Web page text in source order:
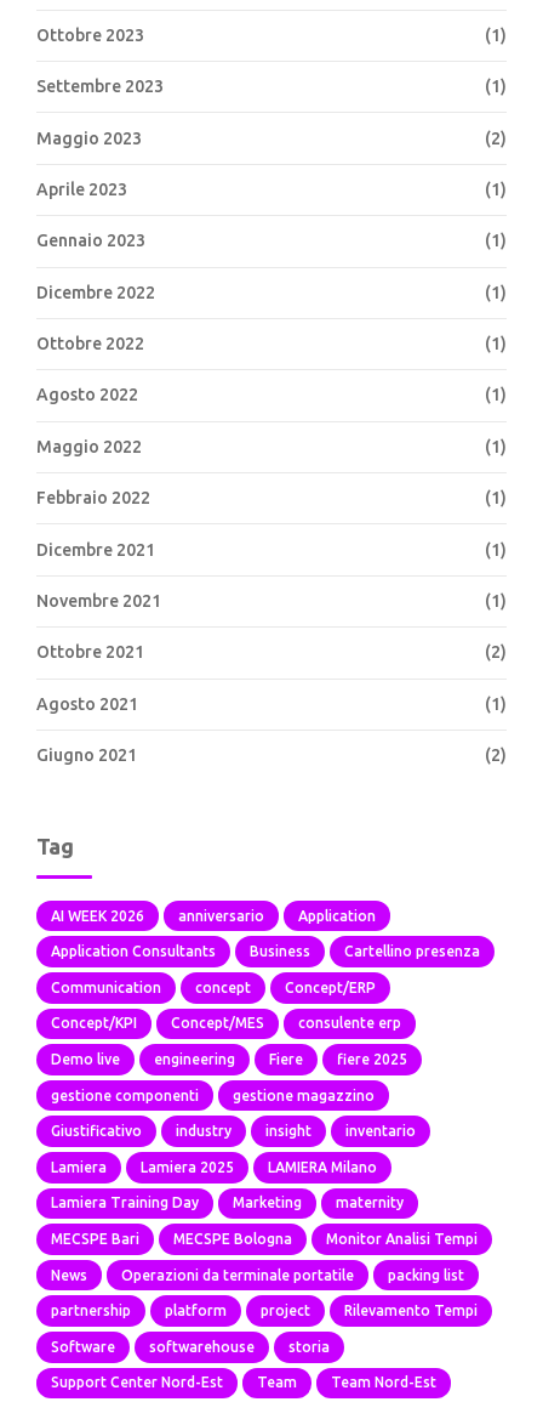
Ottobre 2023 (1)
Settembre 2023 (1)
Maggio 2023 (2)
Aprile 2023 (1)
Gennaio 2023 (1)
Dicembre 2022 (1)
Ottobre 2022 (1)
Agosto 2022 (1)
Maggio 2022 (1)
Febbraio 2022 (1)
Dicembre 2021 (1)
Novembre 2021 (1)
Ottobre 2021 (2)
Agosto 2021 (1)
Giugno 2021 (2)
Tag
AI WEEK 2026 anniversario Application
Application Consultants Business Cartellino presenza
Communication concept Concept/ERP
Concept/KPI Concept/MES consulente erp
Demo live engineering Fiere fiere 2025
gestione componenti gestione magazzino
Giustificativo industry insight inventario
Lamiera Lamiera 2025 LAMIERA Milano
Lamiera Training Day Marketing maternity
MECSPE Bari MECSPE Bologna Monitor Analisi Tempi
News Operazioni da terminale portatile packing list
partnership platform project Rilevamento Tempi
Software softwarehouse storia
Support Center Nord-Est Team Team Nord-Est